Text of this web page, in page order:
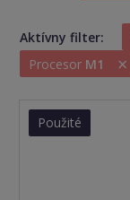
Aktívny filter:
Procesor M1 ×
Použité